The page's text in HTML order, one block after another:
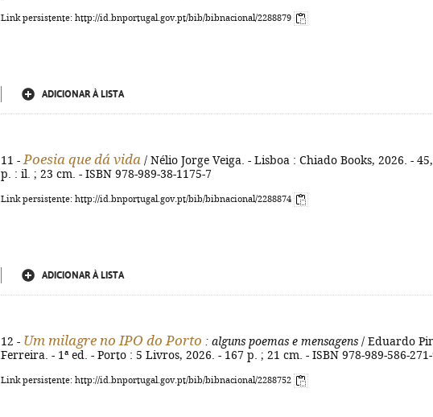
Link persistente: http://id.bnportugal.gov.pt/bib/bibnacional/2288879
ADICIONAR À LISTA
11 - Poesia que dá vida / Nélio Jorge Veiga. - Lisboa : Chiado Books, 2026. -
p. : il. ; 23 cm. - ISBN 978-989-38-1175-7
Link persistente: http://id.bnportugal.gov.pt/bib/bibnacional/2288874
ADICIONAR À LISTA
12 - Um milagre no IPO do Porto : alguns poemas e mensagens / Eduardo
Ferreira. - 1ª ed. - Porto : 5 Livros, 2026. - 167 p. ; 21 cm. - ISBN 978-989-586-
Link persistente: http://id.bnportugal.gov.pt/bib/bibnacional/2288752